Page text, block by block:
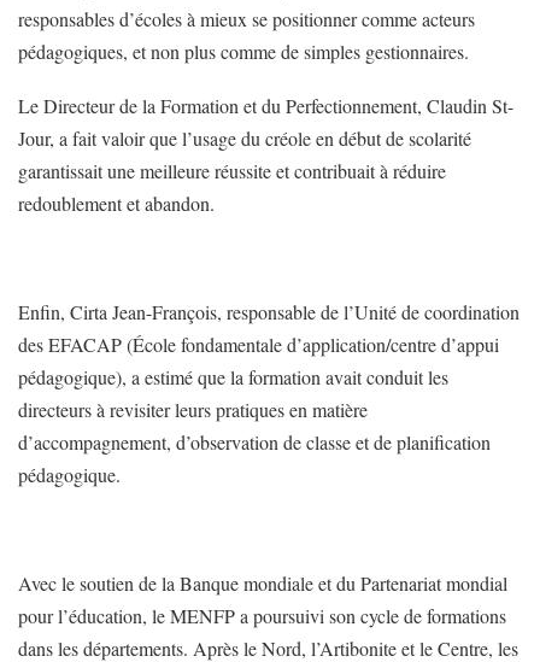
responsables d’écoles à mieux se positionner comme acteurs
pédagogiques, et non plus comme de simples gestionnaires.
Le Directeur de la Formation et du Perfectionnement, Claudin St-
Jour, a fait valoir que l’usage du créole en début de scolarité
garantissait une meilleure réussite et contribuait à réduire
redoublement et abandon.
Enfin, Cirta Jean-François, responsable de l’Unité de coordination
des EFACAP (École fondamentale d’application/centre d’appui
pédagogique), a estimé que la formation avait conduit les
directeurs à revisiter leurs pratiques en matière
d’accompagnement, d’observation de classe et de planification
pédagogique.
Avec le soutien de la Banque mondiale et du Partenariat mondial
pour l’éducation, le MENFP a poursuivi son cycle de formations
dans les départements. Après le Nord, l’Artibonite et le Centre, les